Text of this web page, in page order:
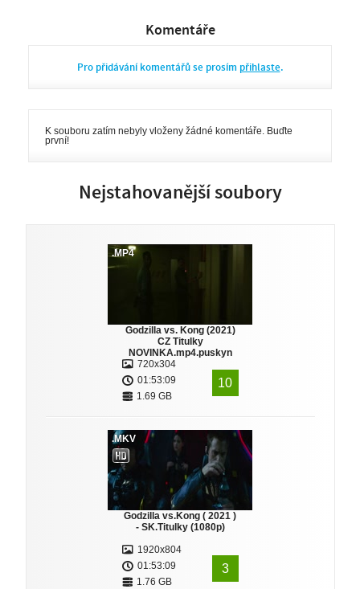
Komentáře
Pro přidávání komentářů se prosím přihlaste.
K souboru zatím nebyly vloženy žádné komentáře. Buďte
první!
Nejstahovanější soubory
.MP4
Godzilla vs. Kong (2021)
CZ Titulky
NOVINKA.mp4.puskyn
720x304
01:53:09
1.69 GB
10
.MKV
Godzilla vs.Kong ( 2021 )
- SK.Titulky (1080p)
1920x804
01:53:09
1.76 GB
3